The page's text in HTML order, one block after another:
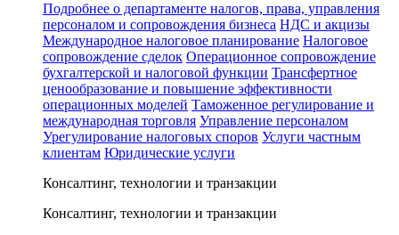
Подробнее о департаменте налогов, права, управления
персоналом и сопровождения бизнеса НДС и акцизы
Международное налоговое планирование Налоговое
сопровождение сделок Операционное сопровождение
бухгалтерской и налоговой функции Трансфертное
ценообразование и повышение эффективности
операционных моделей Таможенное регулирование и
международная торговля Управление персоналом
Урегулирование налоговых споров Услуги частным
клиентам Юридические услуги
Консалтинг, технологии и транзакции
Консалтинг, технологии и транзакции